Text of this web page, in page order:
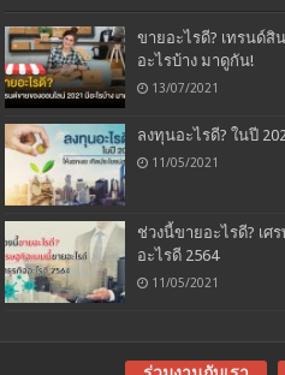
ขายอะไรดี? เทรนด์สิ
อะไรบ้าง มาดูกัน!
13/07/2021
ลงทุนอะไรดี? ในปี
11/05/2021
ช่วงนี้ขายอะไรดี? เศ
อะไรดี 2564
11/05/2021